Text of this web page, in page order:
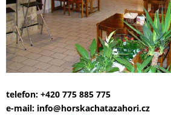
telefon: +420 775 885 775
e-mail: info@horskachatazahori.cz